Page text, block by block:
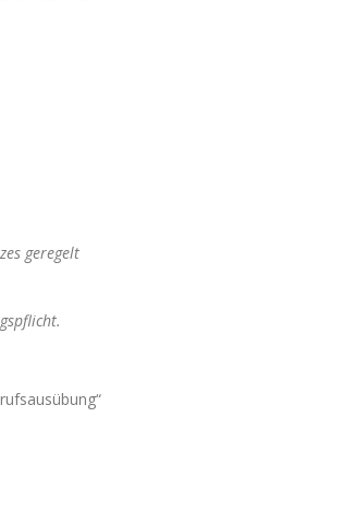
geregelt